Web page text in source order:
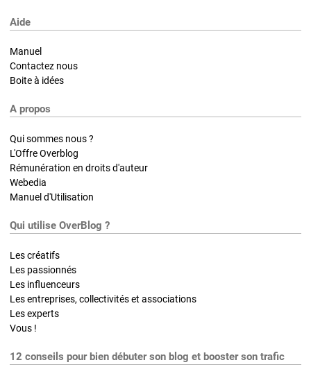
Aide
Manuel
Contactez nous
Boite à idées
A propos
Qui sommes nous ?
L'Offre Overblog
Rémunération en droits d'auteur
Webedia
Manuel d'Utilisation
Qui utilise OverBlog ?
Les créatifs
Les passionnés
Les influenceurs
Les entreprises, collectivités et associations
Les experts
Vous !
12 conseils pour bien débuter son blog et booster son trafic